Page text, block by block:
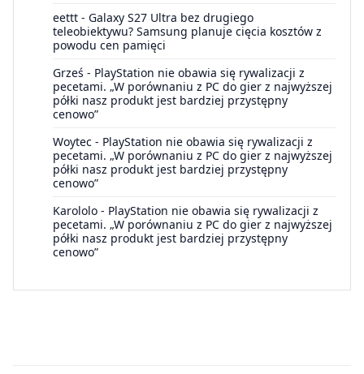
eettt - Galaxy S27 Ultra bez drugiego
teleobiektywu? Samsung planuje cięcia kosztów z
powodu cen pamięci
Grześ - PlayStation nie obawia się rywalizacji z
pecetami. „W porównaniu z PC do gier z najwyższej
półki nasz produkt jest bardziej przystępny
cenowo”
Woytec - PlayStation nie obawia się rywalizacji z
pecetami. „W porównaniu z PC do gier z najwyższej
półki nasz produkt jest bardziej przystępny
cenowo”
Karololo - PlayStation nie obawia się rywalizacji z
pecetami. „W porównaniu z PC do gier z najwyższej
półki nasz produkt jest bardziej przystępny
cenowo”